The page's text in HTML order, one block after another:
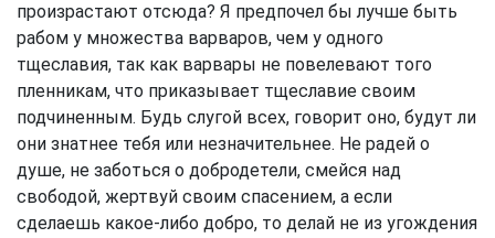
произрастают отсюда? Я предпочел бы лучше быть
рабом у множества варваров, чем у одного
тщеславия, так как варвары не повелевают того
пленникам, что приказывает тщеславие своим
подчиненным. Будь слугой всех, говорит оно, будут ли
они знатнее тебя или незначительнее. Не радей о
душе, не заботься о добродетели, смейся над
свободой, жертвуй своим спасением, а если
сделаешь какое-либо добро, то делай не из угождения